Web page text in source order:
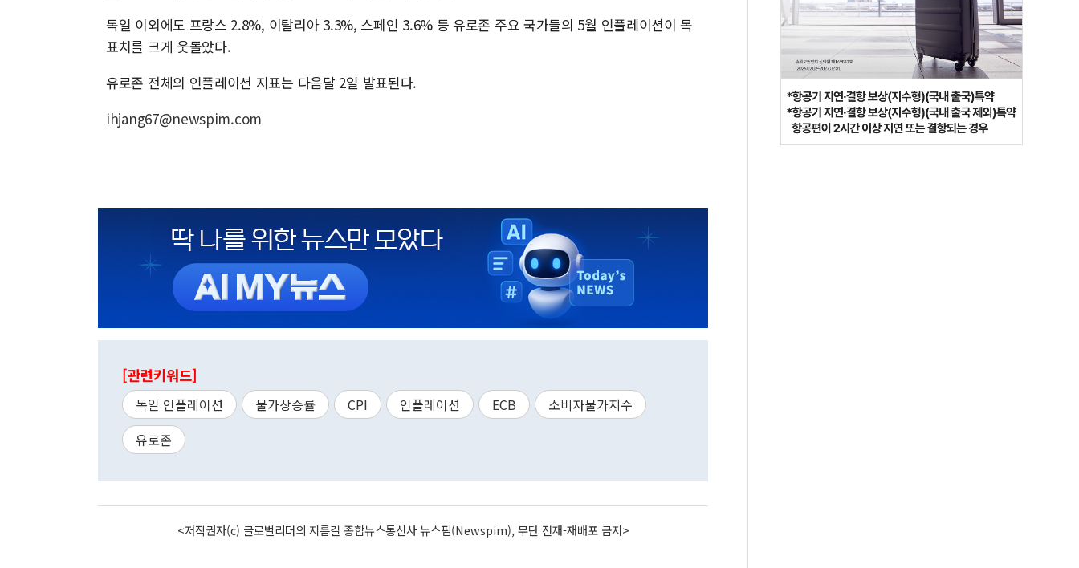
독일 이외에도 프랑스 2.8%, 이탈리아 3.3%, 스페인 3.6% 등 유로존 주요 국가들의 5월 인플레이션이 목
표치를 크게 웃돌았다.
유로존 전체의 인플레이션 지표는 다음달 2일 발표된다.
ihjang67@newspim.com
[관련키워드]
독일 인플레이션 물가상승률 CPI 인플레이션 ECB
소비자물가지수
유로존
<저작권자(c) 글로벌리더의 지름길 종합뉴스통신사 뉴스핌(Newspim), 무단 전재-재배포 금지>